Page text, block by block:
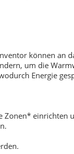
können an
um die
Energie